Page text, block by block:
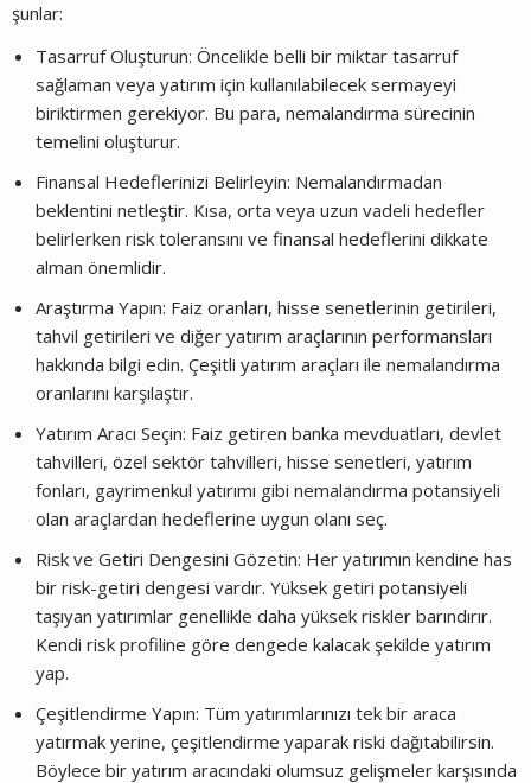
şunlar:
Tasarruf Oluşturun: Öncelikle belli bir miktar tasarruf
sağlaman veya yatırım için kullanılabilecek sermayeyi
biriktirmen gerekiyor. Bu para, nemalandırma sürecinin
temelini oluşturur.
Finansal Hedeflerinizi Belirleyin: Nemalandırmadan
beklentini netleştir. Kısa, orta veya uzun vadeli hedefler
belirlerken risk toleransını ve finansal hedeflerini dikkate
alman önemlidir.
Araştırma Yapın: Faiz oranları, hisse senetlerinin getirileri,
tahvil getirileri ve diğer yatırım araçlarının performansları
hakkında bilgi edin. Çeşitli yatırım araçları ile nemalandırma
oranlarını karşılaştır.
Yatırım Aracı Seçin: Faiz getiren banka mevduatları, devlet
tahvilleri, özel sektör tahvilleri, hisse senetleri, yatırım
fonları, gayrimenkul yatırımı gibi nemalandırma potansiyeli
olan araçlardan hedeflerine uygun olanı seç.
Risk ve Getiri Dengesini Gözetin: Her yatırımın kendine has
bir risk-getiri dengesi vardır. Yüksek getiri potansiyeli
taşıyan yatırımlar genellikle daha yüksek riskler barındırır.
Kendi risk profiline göre dengede kalacak şekilde yatırım
yap.
Çeşitlendirme Yapın: Tüm yatırımlarınızı tek bir araca
yatırmak yerine, çeşitlendirme yaparak riski dağıtabilirsin.
Böylece bir yatırım aracındaki olumsuz gelişmeler karşısında